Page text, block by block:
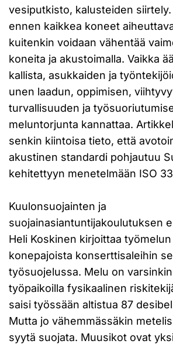
vesiputkisto, kalusteiden
ennen kaikkea koneet
kuitenkin voidaan vähentää
koneita ja akustoimalla. Vaikka
kallista, asukkaiden ja
unen laadun, oppimisen,
turvallisuuden ja
meluntorjunta kannattaa.
senkin kiintoisa tieto, että
akustinen standardi pohjautuu
kehitettyyn menetelmään ISO
Kuulonsuojainten ja
suojainasiantuntijakoulutuksen
Heli Koskinen kirjoittaa
konepajoista konserttisaleihin
työsuojelussa. Melu on
työpaikoilla fysikaalinen
saisi työssään altistua 87
Mutta jo vähemmässäkin
syytä suojata. Muusikot ovat